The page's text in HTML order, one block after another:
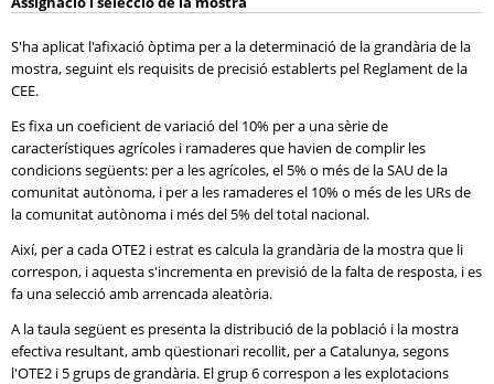
S'ha aplicat l'afixació òptima per a la determinació de la grandària de la
mostra, seguint els requisits de precisió establerts pel Reglament de la
CEE.
Es fixa un coeficient de variació del 10% per a una sèrie de
característiques agrícoles i ramaderes que havien de complir les
condicions següents: per a les agrícoles, el 5% o més de la SAU de la
comunitat autònoma, i per a les ramaderes el 10% o més de les URs de
la comunitat autònoma i més del 5% del total nacional.
Així, per a cada OTE2 i estrat es calcula la grandària de la mostra que li
correspon, i aquesta s'incrementa en previsió de la falta de resposta, i es
fa una selecció amb arrencada aleatòria.
A la taula següent es presenta la distribució de la població i la mostra
efectiva resultant, amb qüestionari recollit, per a Catalunya, segons
l'OTE2 i 5 grups de grandària. El grup 6 correspon a les explotacions